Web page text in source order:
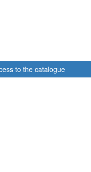
to the catalogue